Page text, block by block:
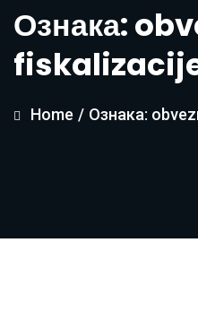
Ознака:
Home / Ознака: